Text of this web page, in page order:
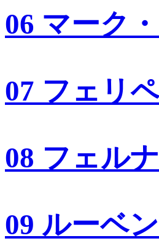
06 マーク
07 フェリ
08 フェル
09 ルーベ